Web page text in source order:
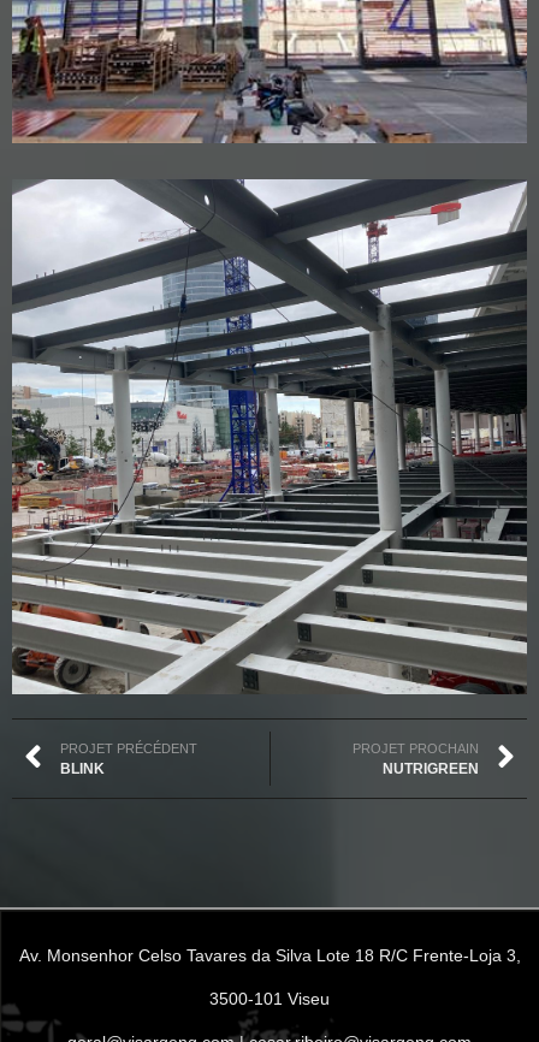
PROJET PRÉCÉDENT
BLINK
PROJET PROCHAIN
NUTRIGREEN
Av. Monsenhor Celso Tavares da Silva Lote 18 R/C Frente-Loja 3,
3500-101 Viseu